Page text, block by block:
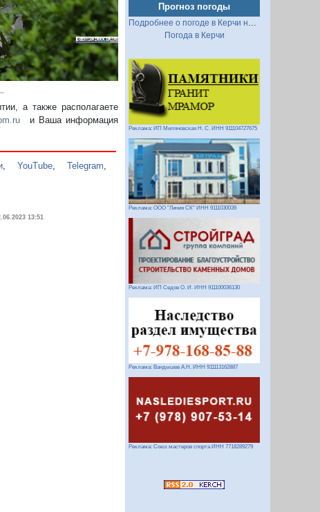
а также располагаете
и Ваша информация
,YouTube ,Telegram
13:51
Прогноз погоды
Подробнее о погоде в Керчи на 2 недели
Погода в Керчи
Реклама: ИП Миляновская Н. С. ИНН 911104727675
Реклама: ООО "Линия СК" ИНН 9111030039
Реклама: ИП Седов О. И. ИНН 911100036130
Реклама: Вандышев А.Н. ИНН 911113162887
Реклама: Союз мастеров спорта ИНН 7718289279